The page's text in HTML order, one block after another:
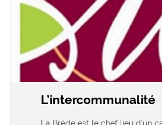
L’intercommunalité
La Brède est le chef lieu d’un